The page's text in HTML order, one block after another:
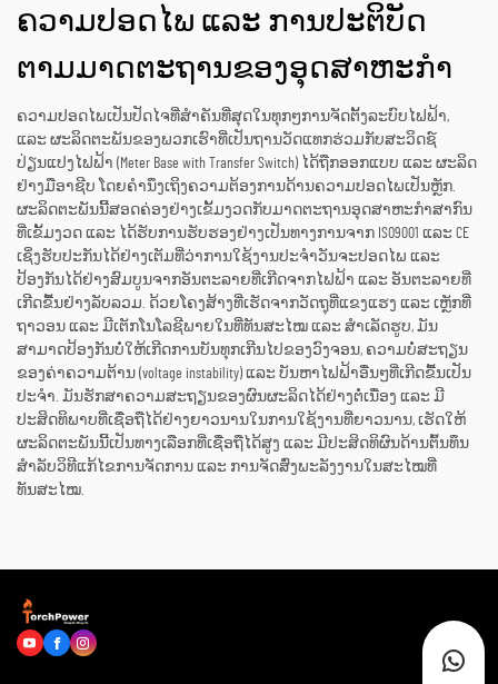
ຄວາມປອດໄພ ແລະ ການປະຕິບັດ
ຕາມມາດຕະຖານຂອງອຸດສາຫະກຳ
ຄວາມປອດໄພເປັນປັດໄຈທີ່ສຳຄັນທີ່ສຸດໃນທຸກໆການຈັດຕັ້ງລະບົບໄຟຟ້າ,
ແລະ ຜະລິດຕະພັນຂອງພວກເຮົາທີ່ເປັນຖານວັດແທກຮ່ວມກັບສະວິດຊ໌
ປ່ຽນແປງໄຟຟ້າ (Meter Base with Transfer Switch) ໄດ້ຖືກອອກແບບ ແລະ ຜະລິດ
ຢ່າງມືອາຊີບ ໂດຍຄຳນຶງເຖິງຄວາມຕ້ອງການດ້ານຄວາມປອດໄພເປັນຫຼັກ.
ຜະລິດຕະພັນນີ້ສອດຄ່ອງຢ່າງເຂັ້ມງວດກັບມາດຕະຖານອຸດສາຫະກຳສາກົນ
ທີ່ເຂັ້ມງວດ ແລະ ໄດ້ຮັບການຮັບຮອງຢ່າງເປັນທາງການຈາກ ISO9001 ແລະ CE
ເຊິ່ງຮັບປະກັນໄດ້ຢ່າງເຕັມທີ່ວ່າການໃຊ້ງານປະຈຳວັນຈະປອດໄພ ແລະ
ປ້ອງກັນໄດ້ຢ່າງສົມບູນຈາກອັນຕະລາຍທີ່ເກີດຈາກໄຟຟ້າ ແລະ ອັນຕະລາຍທີ່
ເກີດຂື້ນຢ່າງລັບລວມ. ດ້ວຍໂຄງສ້າງທີ່ເຮັດຈາກວັດຖຸທີ່ແຂງແຮງ ແລະ ເຫຼັກທີ່
ຖາວອນ ແລະ ມີເຕັກໂນໂລຊີພາຍໃນທີ່ທັນສະໄໝ ແລະ ສຳເລັດຮູບ, ມັນ
ສາມາດປ້ອງກັນບໍ່ໃຫ້ເກີດການບັນທຸກເກີນໄປຂອງວົງຈອນ, ຄວາມບໍ່ສະຖຽນ
ຂອງຄ່າຄວາມຕ້ານ (voltage instability) ແລະ ບັນຫາໄຟຟ້າອື່ນໆທີ່ເກີດຂື້ນເປັນ
ປະຈຳ. ມັນຮັກສາຄວາມສະຖຽນຂອງຜົນຜະລິດໄດ້ຢ່າງຕໍ່ເນື່ອງ ແລະ ມີ
ປະສິດທິພາບທີ່ເຊື່ອຖືໄດ້ຢ່າງຍາວນານໃນການໃຊ້ງານທີ່ຍາວນານ, ເຮັດໃຫ້
ຜະລິດຕະພັນນີ້ເປັນທາງເລືອກທີ່ເຊື່ອຖືໄດ້ສູງ ແລະ ມີປະສິດທິຜົນດ້ານຕົ້ນທຶນ
ສຳລັບວິທີແກ້ໄຂການຈັດການ ແລະ ການຈັດສົ່ງພະລັງງານໃນສະໄໝທີ່
ທັນສະໄໝ.